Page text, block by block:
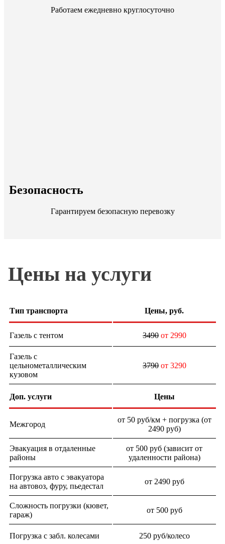
Работаем ежедневно круглосуточно
Безопасность
Гарантируем безопасную перевозку
Цены на услуги
Тип транспорта Цены, руб.
Газель с тентом 3490от 2990
Газель с
цельнометаллическим
кузовом
3790от 3290
Доп. услуги Цены
Межгород
от 50 руб/км + погрузка (от
2490 руб)
Эвакуация в отдаленные
районы
от 500 руб (зависит от
удаленности района)
Погрузка авто с эвакуатора
на автовоз, фуру, пьедестал
от 2490 руб
Сложность погрузки (кювет,
гараж)
от 500 руб
Погрузка с забл. колесами 250 руб/колесо